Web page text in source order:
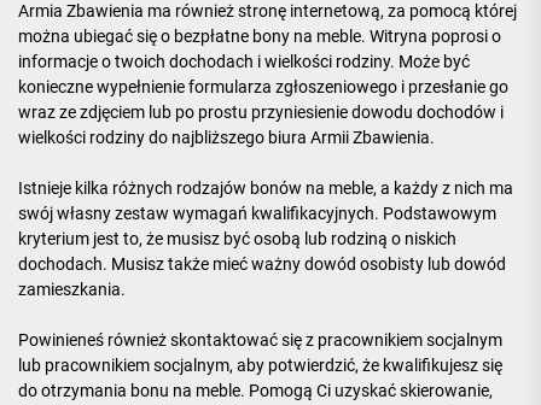
Armia Zbawienia ma również stronę internetową, za pomocą której
można ubiegać się o bezpłatne bony na meble. Witryna poprosi o
informacje o twoich dochodach i wielkości rodziny. Może być
konieczne wypełnienie formularza zgłoszeniowego i przesłanie go
wraz ze zdjęciem lub po prostu przyniesienie dowodu dochodów i
wielkości rodziny do najbliższego biura Armii Zbawienia.
Istnieje kilka różnych rodzajów bonów na meble, a każdy z nich ma
swój własny zestaw wymagań kwalifikacyjnych. Podstawowym
kryterium jest to, że musisz być osobą lub rodziną o niskich
dochodach. Musisz także mieć ważny dowód osobisty lub dowód
zamieszkania.
Powinieneś również skontaktować się z pracownikiem socjalnym
lub pracownikiem socjalnym, aby potwierdzić, że kwalifikujesz się
do otrzymania bonu na meble. Pomogą Ci uzyskać skierowanie,